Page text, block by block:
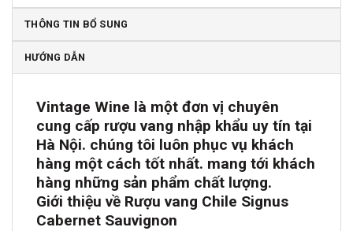
THÔNG TIN BỔ SUNG
HƯỚNG DẪN
Vintage Wine là một đơn vị chuyên
cung cấp rượu vang nhập khẩu uy tín tại
Hà Nội. chúng tôi luôn phục vụ khách
hàng một cách tốt nhất. mang tới khách
hàng những sản phẩm chất lượng.
Giới thiệu về Rượu vang Chile Signus
Cabernet Sauvignon